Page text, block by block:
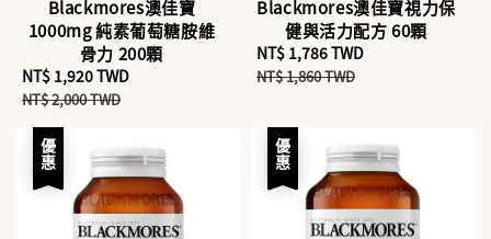
Blackmores澳佳寶
1000mg 純素葡萄糖胺維
骨力 200顆
Sale
price
NT$ 1,920 TWD
NT$ 2,000 TWD
Blackmores澳佳寶視力保
健與活力配方 60顆
Sale
price
NT$ 1,786 TWD
NT$ 1,860 TWD
優惠 優惠